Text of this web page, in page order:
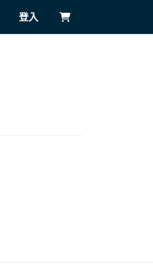
登入